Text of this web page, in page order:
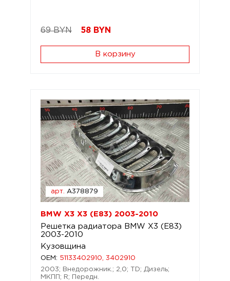
69 BYN 58 BYN
В корзину
арт. A378879
BMW X3 X3 (E83) 2003-2010
Решетка радиатора BMW X3 (E83)
2003-2010
Кузовщина
OEM: 51133402910, 3402910
2003; Внедорожник.; 2,0; TD; Дизель;
МКПП; R; Передн.